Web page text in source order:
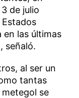
de julio
en las últimas
señaló.
al ser un
tantas
se